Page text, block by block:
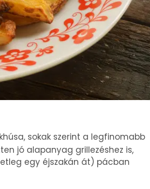
sokak szerint a legfinomabb
jó alapanyag grillezéshez is,
egy éjszakán át) pácban